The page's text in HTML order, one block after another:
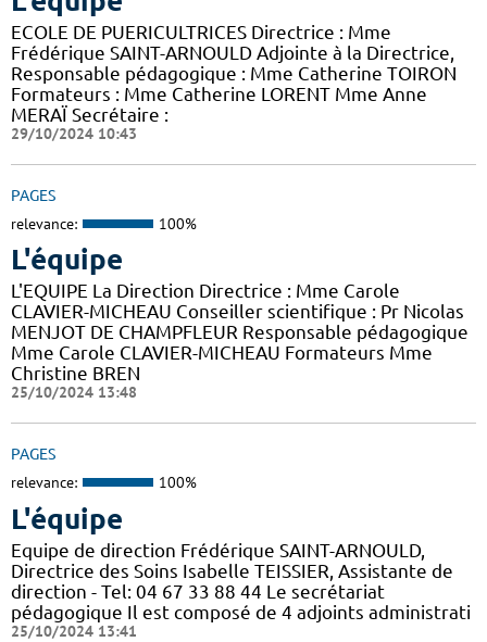
ECOLE DE PUERICULTRICES Directrice : Mme
Frédérique SAINT-ARNOULD Adjointe à la Directrice,
Responsable pédagogique : Mme Catherine TOIRON
Formateurs : Mme Catherine LORENT Mme Anne
MERAÏ Secrétaire :
29/10/2024 10:43
PAGES
relevance: 100%
L'équipe
L'EQUIPE La Direction Directrice : Mme Carole
CLAVIER-MICHEAU Conseiller scientifique : Pr Nicolas
MENJOT DE CHAMPFLEUR Responsable pédagogique
Mme Carole CLAVIER-MICHEAU Formateurs Mme
Christine BREN
25/10/2024 13:48
PAGES
relevance: 100%
L'équipe
Equipe de direction Frédérique SAINT-ARNOULD,
Directrice des Soins Isabelle TEISSIER, Assistante de
direction - Tel: 04 67 33 88 44 Le secrétariat
pédagogique Il est composé de 4 adjoints administrati
25/10/2024 13:41